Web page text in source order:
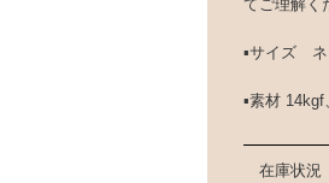
てご理解く
▪️サイズ ネ
▪️素材
在庫状況